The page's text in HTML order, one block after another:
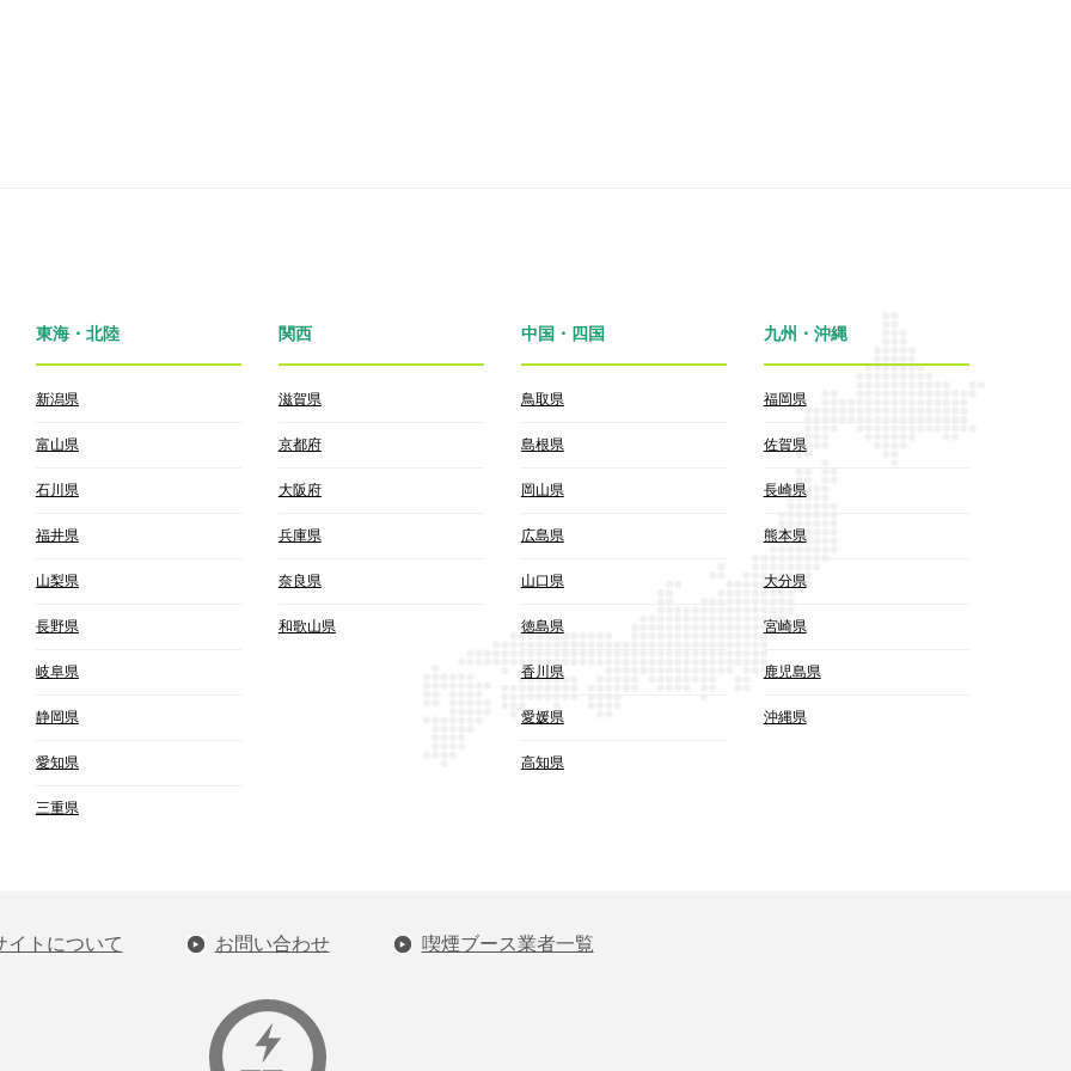
東海・北陸
新潟県
富山県
石川県
福井県
山梨県
長野県
岐阜県
静岡県
愛知県
三重県
関西
滋賀県
京都府
大阪府
兵庫県
奈良県
和歌山県
中国・四国
鳥取県
島根県
岡山県
広島県
山口県
徳島県
香川県
愛媛県
高知県
九州・沖縄
福岡県
佐賀県
長崎県
熊本県
大分県
宮崎県
鹿児島県
沖縄県
イトについて お問い合わせ 喫煙ブース業者一覧